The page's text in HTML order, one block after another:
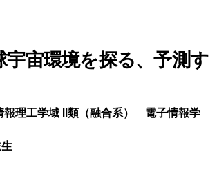
宇宙環境を探る、予測す
報理工学域 II類（融合系）
電子情報学